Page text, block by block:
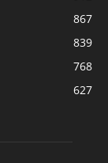
867
839
768
627